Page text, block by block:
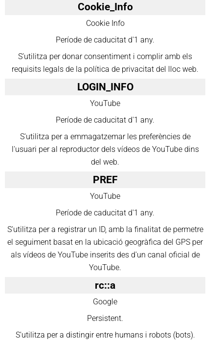
Cookie_Info
Cookie Info
Període de caducitat d'1 any.
S’utilitza per donar consentiment i complir amb els
requisits legals de la política de privacitat del lloc web.
LOGIN_INFO
YouTube
Període de caducitat d'1 any.
S'utilitza per a emmagatzemar les preferències de
l'usuari per al reproductor dels vídeos de YouTube dins
del web.
PREF
YouTube
Període de caducitat d'1 any.
S'utilitza per a registrar un ID, amb la finalitat de permetre
el seguiment basat en la ubicació geogràfica del GPS per
als vídeos de YouTube inserits des d'un canal oficial de
YouTube.
rc::a
Google
Persistent.
S'utilitza per a distingir entre humans i robots (bots).